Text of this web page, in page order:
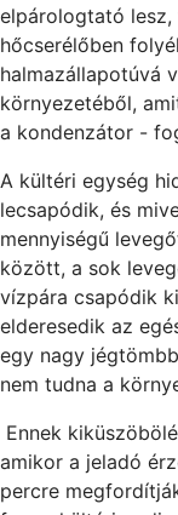
elpárologtató
hőcserélőben
halmazállapotúvá
környezetéből,
a kondenzátor -
A kültéri egység
lecsapódik, és
mennyiségű
között, a sok
vízpára csapódik
elderesedik az
egy nagy
nem tudna a
Ennek
amikor a jeladó
percre